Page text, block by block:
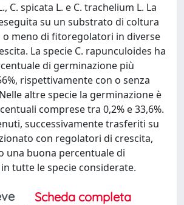
C. spicata L. e C. trachelium L. La
su un substrato di coltura
o meno di fitoregolatori in diverse
La specie C. rapunculoides ha
di germinazione più
rispettivamente con o senza
altre specie la germinazione è
comprese tra 0,2% e 33,6%.
successivamente trasferiti su
con regolatori di crescita,
una buona percentuale di
tutte le specie considerate.
Scheda completa